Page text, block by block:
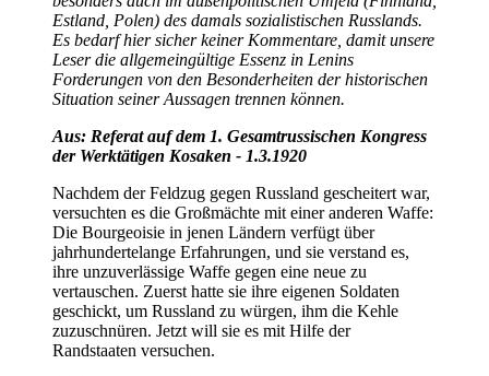
Estland, Polen) des damals sozialistischen Russlands.
Es bedarf hier sicher keiner Kommentare, damit unsere
Leser die allgemeingültige Essenz in Lenins
Forderungen von den Besonderheiten der historischen
Situation seiner Aussagen trennen können.
Aus: Referat auf dem 1. Gesamtrussischen Kongress
der Werktätigen Kosaken - 1.3.1920
Nachdem der Feldzug gegen Russland gescheitert war,
versuchten es die Großmächte mit einer anderen Waffe:
Die Bourgeoisie in jenen Ländern verfügt über
jahrhundertelange Erfahrungen, und sie verstand es,
ihre unzuverlässige Waffe gegen eine neue zu
vertauschen. Zuerst hatte sie ihre eigenen Soldaten
geschickt, um Russland zu würgen, ihm die Kehle
zuzuschnüren. Jetzt will sie es mit Hilfe der
Randstaaten versuchen.